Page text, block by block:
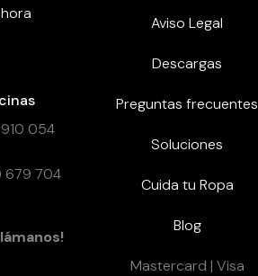
054
679 704
Aviso Legal
Descargas
Preguntas frecuentes
Soluciones
Cuida tu Ropa
Blog
Mastercard | Visa